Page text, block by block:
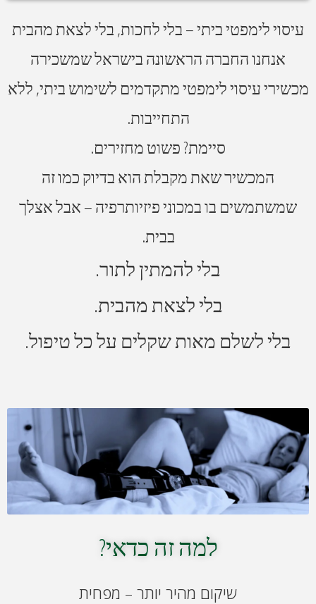
עיסוי לימפטי ביתי – בלי לחכות, בלי לצאת מהבית
אנחנו החברה הראשונה בישראל שמשכירה
מכשירי עיסוי לימפטי מתקדמים לשימוש ביתי, ללא
התחייבות.
סיימת? פשוט מחזירים.
המכשיר שאת מקבלת הוא בדיוק כמו זה
שמשתמשים בו במכוני פיזיותרפיה – אבל אצלך
בבית.
בלי להמתין לתור.
בלי לצאת מהבית.
בלי לשלם מאות שקלים על כל טיפול.
למה זה כדאי?
שיקום מהיר יותר – מפחית